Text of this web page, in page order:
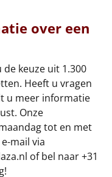
over een
keuze uit 1.300
Heeft u vragen
u meer informatie
Onze
tot en met
mail via
of bel naar +31